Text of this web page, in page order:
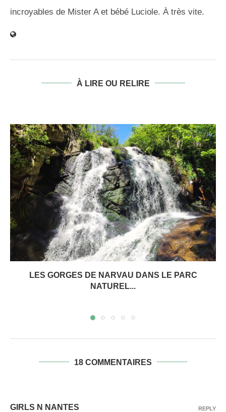
incroyables de Mister A et bébé Luciole. À très vite.
À LIRE OU RELIRE
LES GORGES DE NARVAU DANS LE PARC
NATUREL...
18 COMMENTAIRES
GIRLS N NANTES REPLY